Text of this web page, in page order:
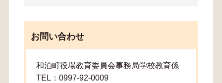
お問い合わせ
和泊町役場教育委員会事務局学校教育係
TEL：0997-92-0009